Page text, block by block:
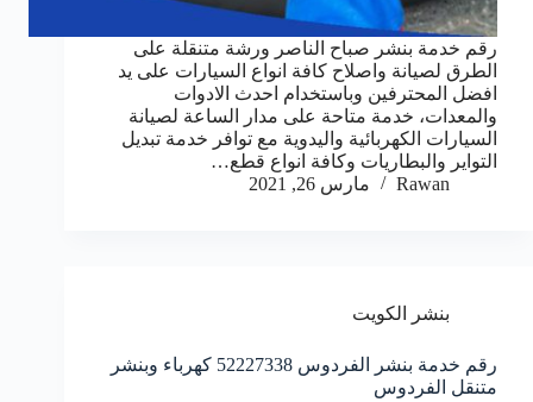
رقم خدمة بنشر صباح الناصر ورشة متنقلة على
الطرق لصيانة واصلاح كافة انواع السيارات على يد
افضل المحترفين وباستخدام احدث الادوات
والمعدات، خدمة متاحة على مدار الساعة لصيانة
السيارات الكهربائية واليدوية مع توافر خدمة تبديل
التواير والبطاريات وكافة انواع قطع…
Rawan
مارس 26, 2021
بنشر الكويت
رقم خدمة بنشر الفردوس 52227338 كهرباء وبنشر
متنقل الفردوس